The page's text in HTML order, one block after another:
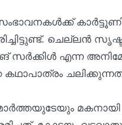
ചെല്ലൻ
സർക്കിൾ എന്ന